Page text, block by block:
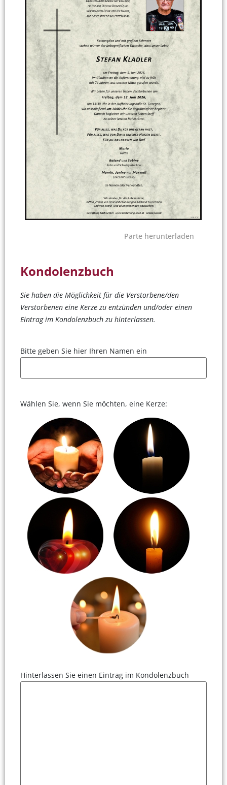
Parte herunterladen
Kondolenzbuch
Sie haben die Möglichkeit für die Verstorbene/den
Verstorbenen eine Kerze zu entzünden und/oder einen
Eintrag im Kondolenzbuch zu hinterlassen.
Bitte geben Sie hier Ihren Namen ein
Wählen Sie, wenn Sie möchten, eine Kerze:
Hinterlassen Sie einen Eintrag im Kondolenzbuch